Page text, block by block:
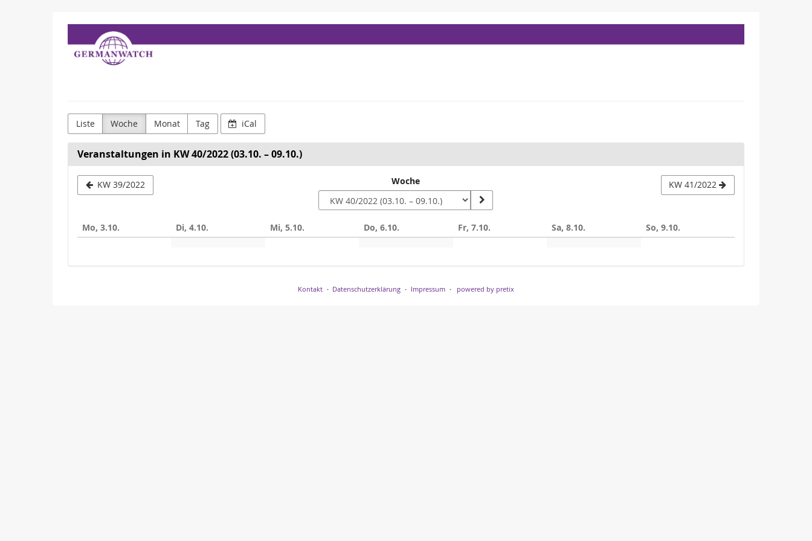
Germanwatch
e.V.
Liste Woche Monat Tag iCal
Veranstaltungen in KW 40/2022 (03.10. – 09.10.)
KW 39/2022
auswählen
Woche KW 41/2022
Mo, 3.10. Di, 4.10. Mi, 5.10. Do, 6.10. Fr, 7.10. Sa, 8.10. So, 9.10.
Kontakt Datenschutzerklärung Impressum powered by pretix